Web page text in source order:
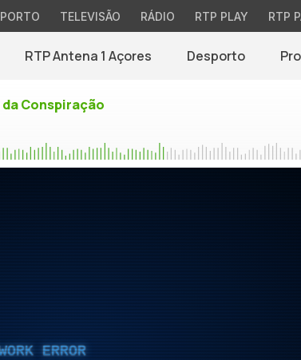
TELEVISÃO RÁDIO RTP PLAY RTP
RTP Antena 1 Açores Desporto
Conspiração
ERROR